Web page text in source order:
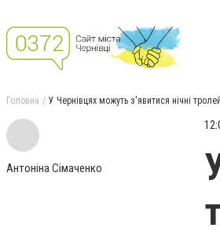
Головна У Чернівцях можуть з'явитися нічні
Антоніна Сімаченко